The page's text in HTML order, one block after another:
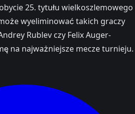
25. tytułu wielkoszlemowego
wyeliminować takich graczy
Rublev czy Felix Auger-
na najważniejsze mecze turnieju.